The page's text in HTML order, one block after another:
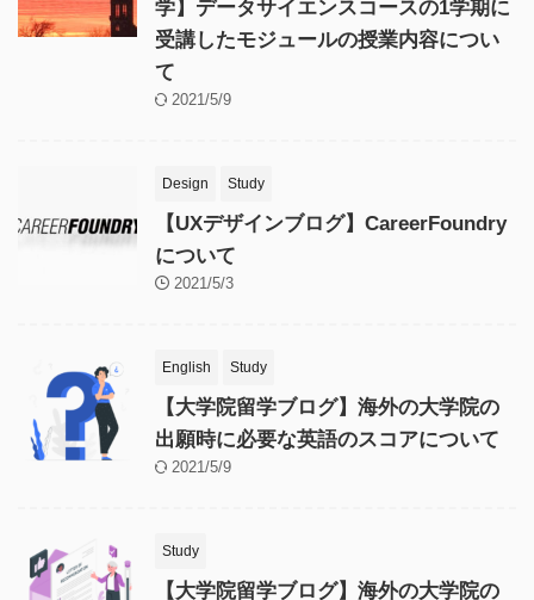
学】データサイエンスコースの1学期に
受講したモジュールの授業内容につい
て
2021/5/9
Design Study
【UXデザインブログ】CareerFoundry
について
2021/5/3
English Study
【大学院留学ブログ】海外の大学院の
出願時に必要な英語のスコアについて
2021/5/9
Study
【大学院留学ブログ】海外の大学院の